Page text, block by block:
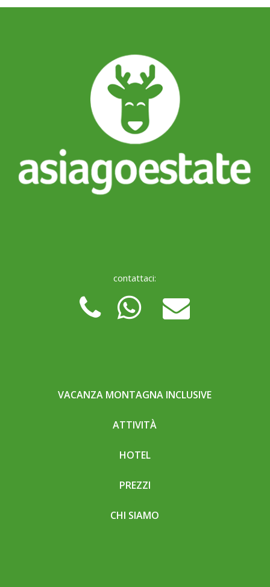
contattaci:
VACANZA MONTAGNA INCLUSIVE
ATTIVITÀ
HOTEL
PREZZI
CHI SIAMO